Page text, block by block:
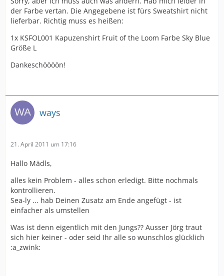
der Farbe vertan. Die Angegebene ist fürs Sweatshirt nicht
lieferbar. Richtig muss es heißen:
1x KSFOL001 Kapuzenshirt Fruit of the Loom Farbe Sky Blue
Größe L
Dankeschöööön!
ways
21. April 2011 um 17:16
Hallo Mädls,
alles kein Problem - alles schon erledigt. Bitte nochmals
kontrollieren.
Sea-ly ... hab Deinen Zusatz am Ende angefügt - ist
einfacher als umstellen
Was ist denn eigentlich mit den Jungs?? Ausser Jörg traut
sich hier keiner - oder seid Ihr alle so wunschlos glücklich
:a_zwink: